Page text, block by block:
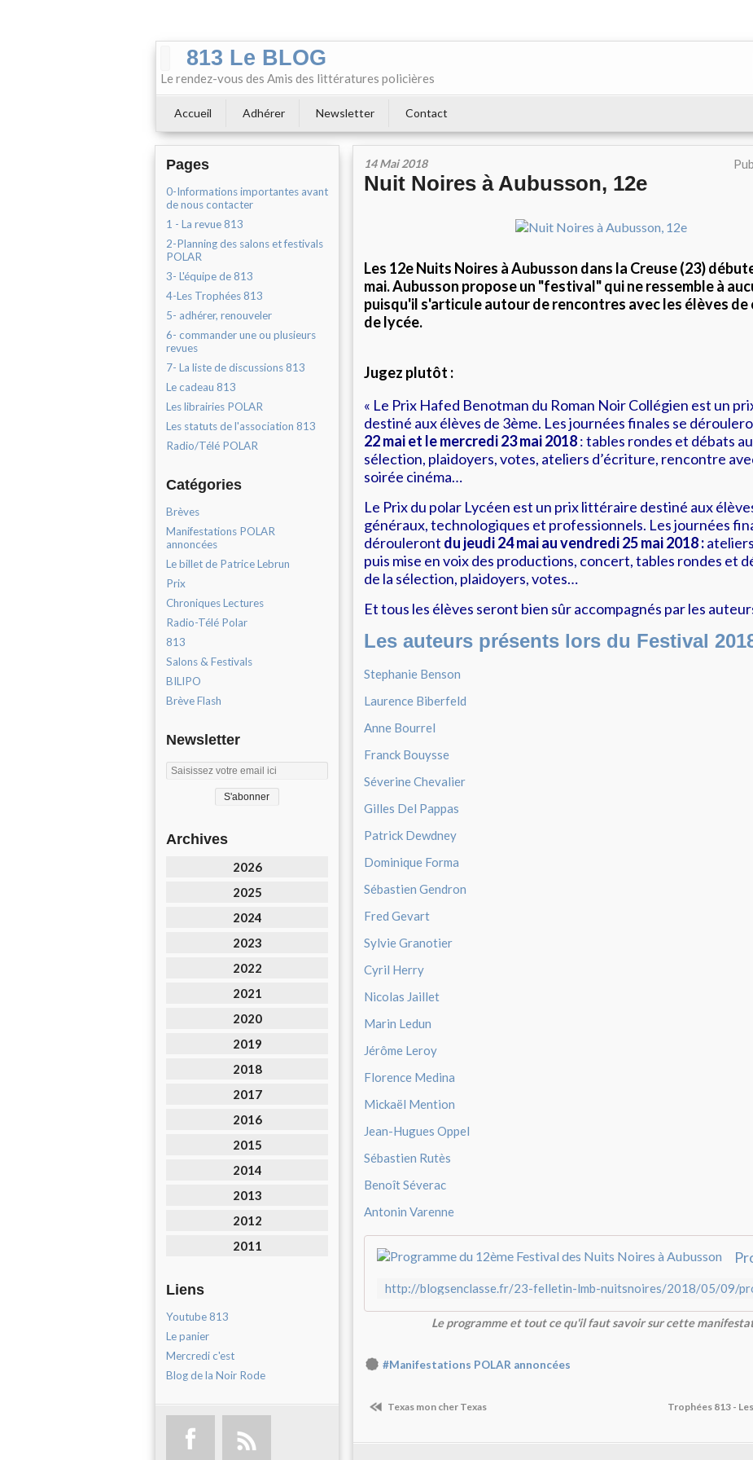
813 Le BLOG
Le rendez-vous des Amis des littératures policières
Accueil Adhérer Newsletter Contact
Pages
0-Informations importantes avant
de nous contacter
1 - La revue 813
2-Planning des salons et festivals
POLAR
3- L'équipe de 813
4-Les Trophées 813
5- adhérer, renouveler
6- commander une ou plusieurs
revues
7- La liste de discussions 813
Le cadeau 813
Les librairies POLAR
Les statuts de l'association 813
Radio/Télé POLAR
Catégories
Brèves
Manifestations POLAR
annoncées
Le billet de Patrice Lebrun
Prix
Chroniques Lectures
Radio-Télé Polar
813
Salons & Festivals
BILIPO
Brève Flash
Newsletter
Archives
2026
2025
2024
2023
2022
2021
2020
2019
2018
2017
2016
2015
2014
2013
2012
2011
Liens
Youtube 813
Le panier
Mercredi c'est
Blog de la Noir Rode
14 Mai 2018
Nuit Noires à Aubusson, 12e
Les 12e Nuits Noires à Aubusson dans la Creuse (23)
mai. Aubusson propose un "festival" qui ne ressemble à
puisqu'il s'articule autour de rencontres avec les élèves de
de lycée.
Jugez plutôt :
« Le Prix Hafed Benotman du Roman Noir Collégien est un
destiné aux élèves de 3ème. Les journées finales se
22 mai et le mercredi 23 mai 2018: tables rondes et débats
sélection, plaidoyers, votes, ateliers d’écriture, rencontre
soirée cinéma…
Le Prix du polar Lycéen est un prix littéraire destiné aux
généraux, technologiques et professionnels. Les journées
dérouleront du jeudi 24 mai au vendredi 25 mai 2018 :
puis mise en voix des productions, concert, tables rondes et
de la sélection, plaidoyers, votes…
Et tous les élèves seront bien sûr accompagnés parles
Les auteurs présents lors du Festival
Stephanie Benson
Laurence Biberfeld
Anne Bourrel
Franck Bouysse
Séverine Chevalier
Gilles Del Pappas
Patrick Dewdney
Dominique Forma
Sébastien Gendron
Fred Gevart
Sylvie Granotier
Cyril Herry
Nicolas Jaillet
Marin Ledun
Jérôme Leroy
Florence Medina
Mickaël Mention
Jean-Hugues Oppel
Sébastien Rutès
Benoît Séverac
Antonin Varenne
Le programme et tout ce qu'il faut savoir sur cette
#Manifestations POLAR annoncées
Texas mon cher Texas Trophées 813 -